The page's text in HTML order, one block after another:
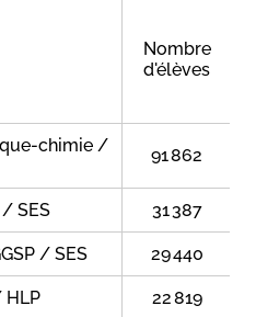
Nombre
d'élèves
chimie /
91 862
/ SES 31 387
/ SES 29 440
HLP 22 819